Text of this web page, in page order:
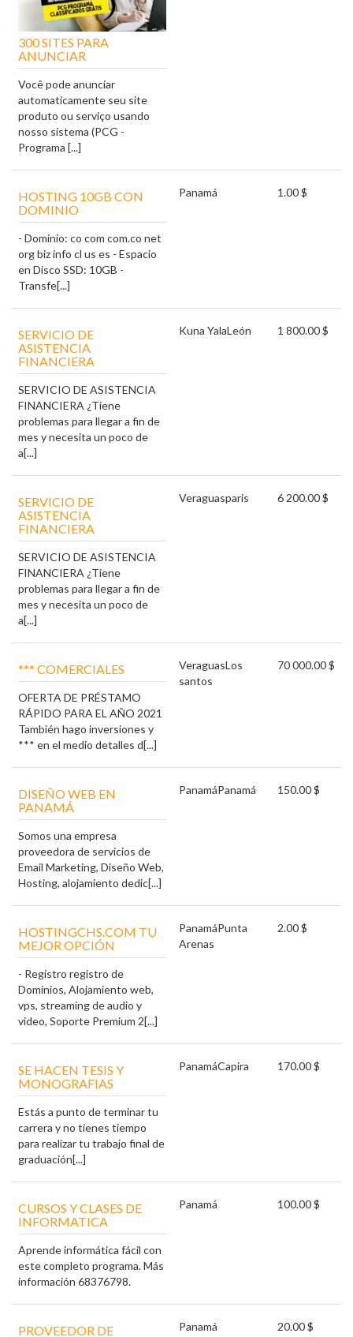
300 SITES PARA
ANUNCIAR
Você pode anunciar
automaticamente seu site
produto ou serviço usando
nosso sistema (PCG -
Programa [...]
HOSTING 10GB CON
DOMINIO
- Dominio: co com com.co net
org biz info cl us es - Espacio
en Disco SSD: 10GB -
Transfe[...]
Panamá 1.00 $
SERVICIO DE
ASISTENCIA
FINANCIERA
SERVICIO DE ASISTENCIA
FINANCIERA ¿Tiene
problemas para llegar a fin de
mes y necesita un poco de
a[...]
Kuna YalaLeón 1 800.00 $
SERVICIO DE
ASISTENCIA
FINANCIERA
SERVICIO DE ASISTENCIA
FINANCIERA ¿Tiene
problemas para llegar a fin de
mes y necesita un poco de
a[...]
Veraguasparis 6 200.00 $
*** COMERCIALES
OFERTA DE PRÉSTAMO
RÁPIDO PARA EL AÑO 2021
También hago inversiones y
*** en el medio detalles d[...]
VeraguasLos
santos
70 000.00 $
DISEÑO WEB EN
PANAMÁ
Somos una empresa
proveedora de servicios de
Email Marketing, Diseño Web,
Hosting, alojamiento dedic[...]
PanamáPanamá 150.00 $
HOSTINGCHS.COM TU
MEJOR OPCIÓN
- Registro registro de
Dominios, Alojamiento web,
vps, streaming de audio y
video, Soporte Premium 2[...]
PanamáPunta
Arenas
2.00 $
SE HACEN TESIS Y
MONOGRAFIAS
Estás a punto de terminar tu
carrera y no tienes tiempo
para realizar tu trabajo final de
graduación[...]
PanamáCapira 170.00 $
CURSOS Y CLASES DE
INFORMATICA
Aprende informática fácil con
este completo programa. Más
información 68376798.
Panamá 100.00 $
PROVEEDOR DE
Panamá 20.00 $